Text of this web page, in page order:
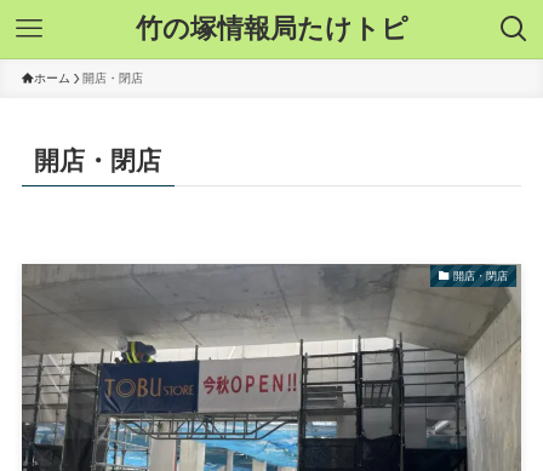
竹の塚情報局たけトピ
ホーム 開店・閉店
開店・閉店
開店・閉店